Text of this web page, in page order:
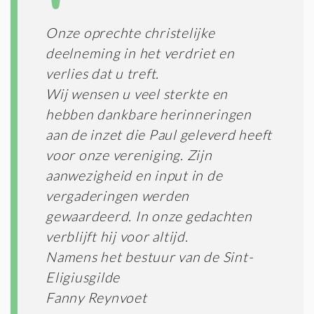
Onze oprechte christelijke
deelneming in het verdriet en
verlies dat u treft.
Wij wensen u veel sterkte en
hebben dankbare herinneringen
aan de inzet die Paul geleverd heeft
voor onze vereniging. Zijn
aanwezigheid en input in de
vergaderingen werden
gewaardeerd. In onze gedachten
verblijft hij voor altijd.
Namens het bestuur van de Sint-
Eligiusgilde
Fanny Reynvoet